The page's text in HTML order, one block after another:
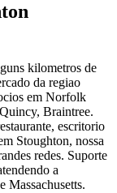
kilometros de
da regiao
em Norfolk
Braintree.
escritorio
Stoughton, nossa
redes. Suporte
a
Massachusetts.